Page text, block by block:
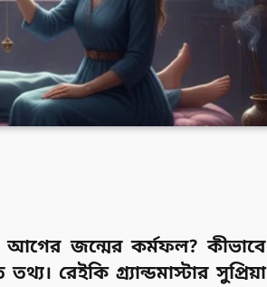
জন্মের কর্মফল? কীভাবে
রেইকি গ্র্যান্ডমাস্টার সুপ্রিয়া